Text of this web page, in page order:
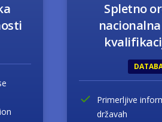
Spletno
Primerljive
državah